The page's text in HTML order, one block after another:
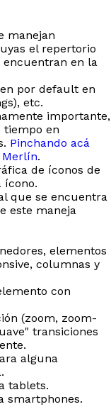
manejan
el repertorio
encuentran en la
por default en
etc.
importante,
tiempo en
Pinchando acá
Merlín.
de íconos de
ícono.
que se encuentra
este maneja
elementos
columnas y
con
(zoom, zoom-
transiciones
alguna
tablets.
smartphones.